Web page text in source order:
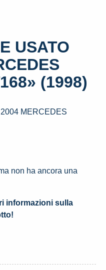
USATO
(1998)
MERCEDES
non ha ancora una
informazioni sulla